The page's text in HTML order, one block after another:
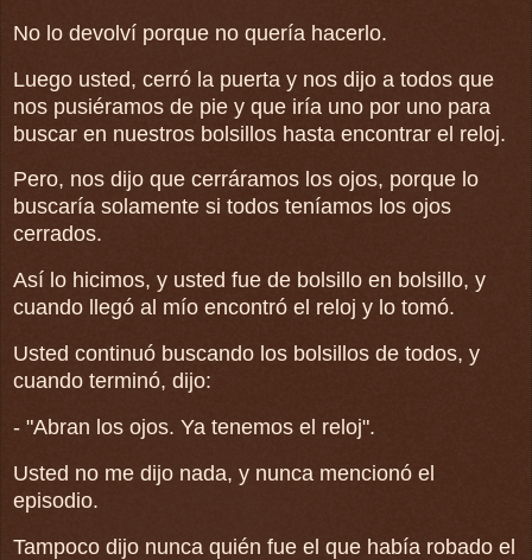
No lo devolví porque no quería hacerlo.
Luego usted, cerró la puerta y nos dijo a todos que
nos pusiéramos de pie y que iría uno por uno para
buscar en nuestros bolsillos hasta encontrar el reloj.
Pero, nos dijo que cerráramos los ojos, porque lo
buscaría solamente si todos teníamos los ojos
cerrados.
Así lo hicimos, y usted fue de bolsillo en bolsillo, y
cuando llegó al mío encontró el reloj y lo tomó.
Usted continuó buscando los bolsillos de todos, y
cuando terminó, dijo:
- "Abran los ojos. Ya tenemos el reloj".
Usted no me dijo nada, y nunca mencionó el
episodio.
Tampoco dijo nunca quién fue el que había robado el